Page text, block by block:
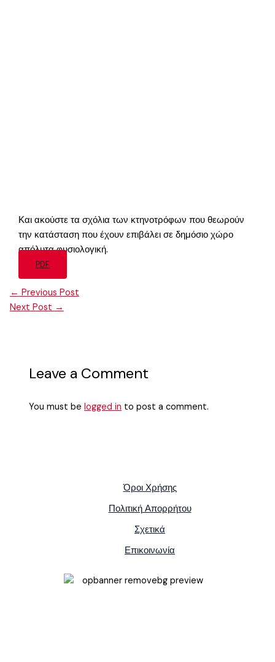
Και ακούστε τα σχόλια των κτηνοτρόφων που θεωρούν
την κατάσταση που έχουν επιβάλει σε δημόσιο χώρο
απόλυτα φυσιολογική.
PDF
← Previous Post
Next Post →
Leave a Comment
You must belogged in to post a comment.
Όροι Χρήσης
Πολιτική Απορρήτου
Σχετικά
Επικοινωνία